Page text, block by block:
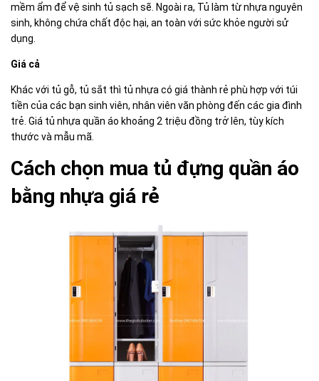
mềm ẩm để vệ sinh tủ sạch sẽ. Ngoài ra, Tủ làm từ nhựa nguyên
sinh, không chứa chất độc hại, an toàn với sức khỏe người sử
dụng.
Giá cả
Khác với tủ gỗ, tủ sắt thì tủ nhựa có giá thành rẻ phù hợp với túi
tiền của các bạn sinh viên, nhân viên văn phòng đến các gia đình
trẻ. Giá tủ nhựa quần áo khoảng 2 triệu đồng trở lên, tùy kích
thước và mẫu mã.
Cách chọn mua tủ đựng quần áo
bằng nhựa giá rẻ